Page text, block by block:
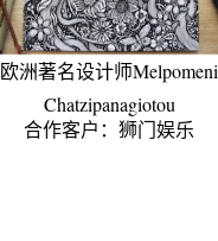
欧洲著名设计师Melpomeni
Chatzipanagiotou
合作客户：狮门娱乐